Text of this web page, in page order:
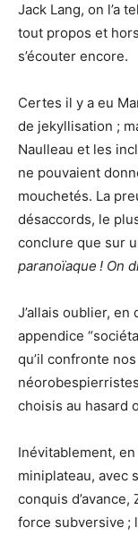
Jack Lang, on l’a
tout propos et
s’écouter encore.
Certes il y a eu
de jekyl­lisation ;
Naulleau et les
ne pou­vaient
mouchetés. La
désaccords, le
conclure que sur
paranoïaque ! On
J’allais oublier,
appendice
qu’il confronte
choisis au hasard
Inévitablement,
miniplateau, avec
conquis
force subversive ;